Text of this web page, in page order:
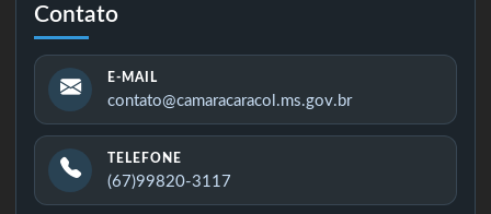
Contato
E-MAIL
contato@camaracaracol.ms.gov.br
TELEFONE
(67)99820-3117